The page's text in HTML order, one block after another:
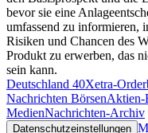
bevor sie eine
umfassend zu informieren,
Risiken und Chancen des
Produkt zu erwerben, das
sein kann.
Deutschland 40Xetra-
Nachrichten BörsenAktien-
MedienNachrichten-Archiv
Datenschutzeinstellungen